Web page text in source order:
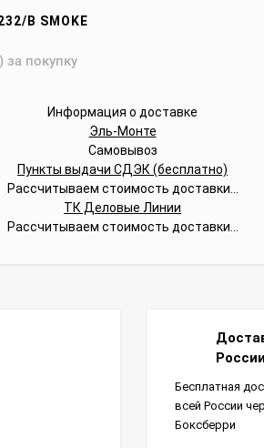
B SMOKE
за покупку
Информация о доставке
Эль-Монте
Самовывоз
Пункты выдачи СДЭК (бесплатно)
Рассчитываем стоимость доставки...
ТК Деловые Линии
Рассчитываем стоимость доставки...
России
Бесплатная
всей России
Боксберри